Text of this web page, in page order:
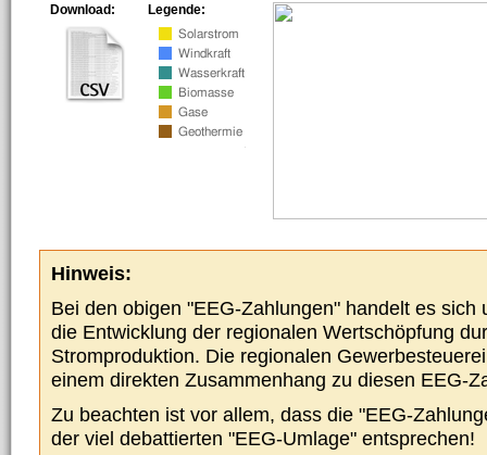
Legende:
Download:
Hinweis:
Bei den obigen "EEG-Zahlungen" handelt es sich
die Entwicklung der regionalen Wertschöpfung
Stromproduktion. Die regionalen
einem direkten Zusammenhang zu diesen EEG-
Zu beachten ist vor allem, dass die "EEG-
der viel debattierten "EEG-Umlage" entsprechen!